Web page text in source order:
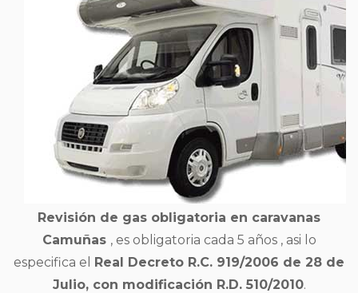
Revisión de gas obligatoria en caravanas
Camuñas , es obligatoria cada 5 años , asi lo
especifica el Real Decreto R.C. 919/2006 de 28 de
Julio, con modificación R.D. 510/2010.